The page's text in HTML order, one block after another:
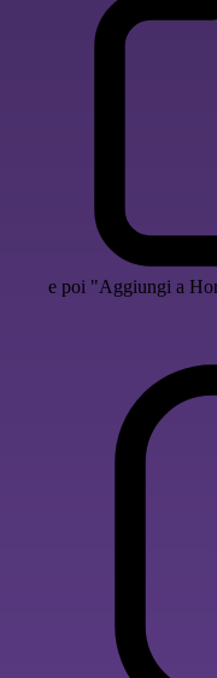
e poi "Aggiungi a